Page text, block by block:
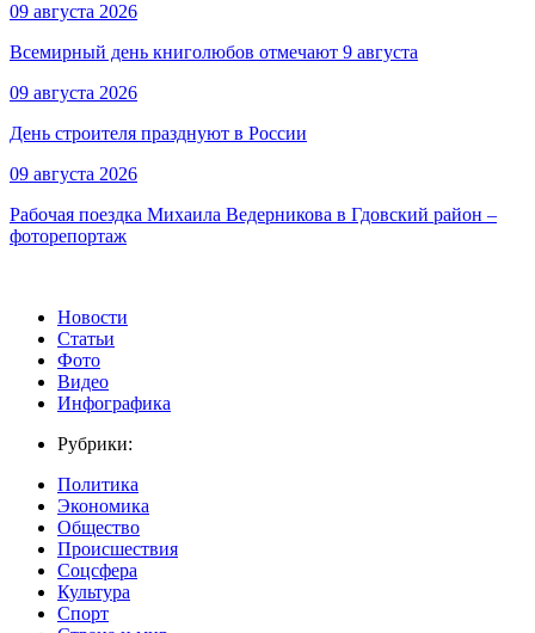
09 августа 2026
Всемирный день книголюбов отмечают 9 августа
09 августа 2026
День строителя празднуют в России
09 августа 2026
Рабочая поездка Михаила Ведерникова в Гдовский район –
фоторепортаж
Новости
Статьи
Фото
Видео
Инфографика
Рубрики:
Политика
Экономика
Общество
Происшествия
Соцсфера
Культура
Спорт